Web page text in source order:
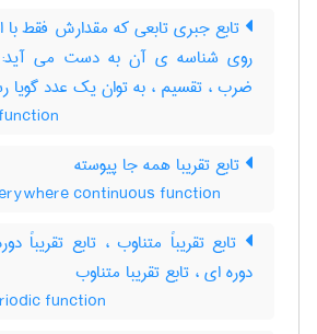
تابع جبری تابعی که مقدارش فقط با
روی شناسه ی آن به دست می آید:
ضرب ، تقسیم ، به توان یک عدد گویا
تابع تقریبا همه جا پیوسته
continuous function
تابع تقریباً متناوب ، تابع تقریباً
دوره ای ، تابع تقریبا متناوب
function